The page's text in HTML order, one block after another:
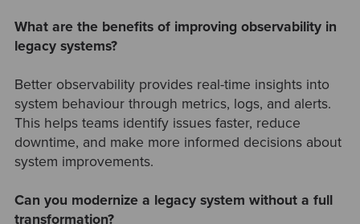
What are the benefits of improving observability in
legacy systems?
Better observability provides real-time insights into
system behaviour through metrics, logs, and alerts.
This helps teams identify issues faster, reduce
downtime, and make more informed decisions about
system improvements.
Can you modernize a legacy system without a full
transformation?